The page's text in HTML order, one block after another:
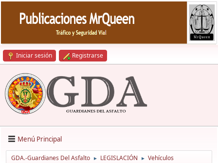
Iniciar sesión Registrarse
Menú Principal
GDA.-Guardianes Del Asfalto ► LEGISLACIÓN ► Vehículos